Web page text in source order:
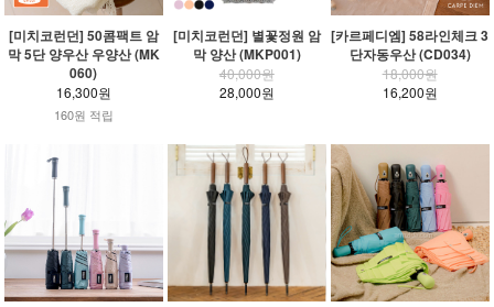
[미치코런던] 50콤팩트 암
막 5단 양우산 우양산 (MK
060)
16,300원
160원 적립
[미치코런던] 별꽃정원 암
막 양산 (MKP001)
40,000원
28,000원
[카르페디엠] 58라인체크 3
단자동우산 (CD034)
18,000원
16,200원